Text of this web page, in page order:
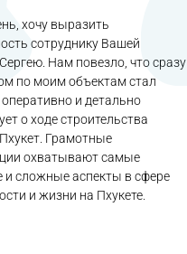
хочу выразить
сотруднику Вашей
Нам повезло, что сразу
по моим объектам стал
оперативно и детально
о ходе строительства
Грамотные
охватывают самые
и сложные аспекты в сфере
и жизни на Пхукете.